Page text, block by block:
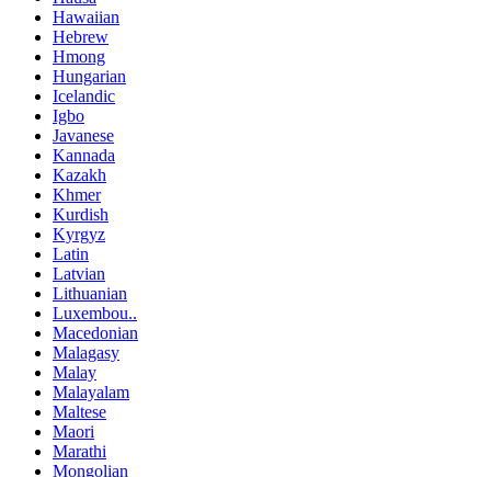
Hawaiian
Hebrew
Hmong
Hungarian
Icelandic
Igbo
Javanese
Kannada
Kazakh
Khmer
Kurdish
Kyrgyz
Latin
Latvian
Lithuanian
Luxembou..
Macedonian
Malagasy
Malay
Malayalam
Maltese
Maori
Marathi
Mongolian